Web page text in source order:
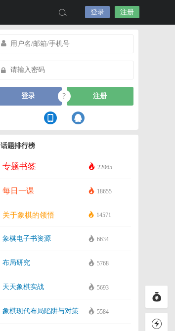
登录 注册
登录 ? 注册
话题排行榜
专题书签 22065
每日一课 18655
关于象棋的领悟 14571
象棋电子书资源 6634
布局研究 5768
天天象棋实战 5693
象棋现代布局陷阱与对策 5584